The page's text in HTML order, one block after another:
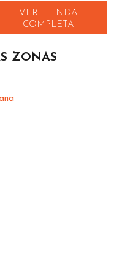
VER TIENDA
COMPLETA
ZONAS